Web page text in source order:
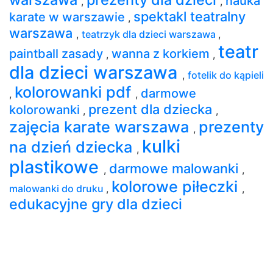
karate w warszawie , spektakl teatralny
warszawa , teatrzyk dla dzieci warszawa ,
paintball zasady , wanna z korkiem , teatr
dla dzieci warszawa , fotelik do kąpieli
, kolorowanki pdf , darmowe
kolorowanki , prezent dla dziecka ,
zajęcia karate warszawa , prezenty
na dzień dziecka , kulki
plastikowe , darmowe malowanki ,
malowanki do druku , kolorowe piłeczki ,
edukacyjne gry dla dzieci